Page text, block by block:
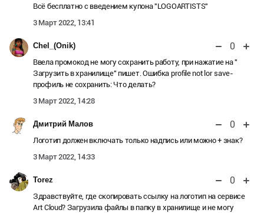
Всё бесплатно с введением купона "LOGOARTISTS"
3 Март 2022, 13:41
Chel_(Onik) 0
Ввела промокод не могу сохранить работу, при нажатие на "
Загрузить в хранилище" пишет. Ошибка profile not lor save-
профиль не сохранить: Что делать?
3 Март 2022, 14:28
Дмитрий Малов 0
Логотип должен включать только надпись или можно + знак?
3 Март 2022, 14:33
Torez 0
Здравствуйте, где скопировать ссылку на логотип на сервисе
Art Cloud? Загрузила файлы в папку в хранилище и не могу